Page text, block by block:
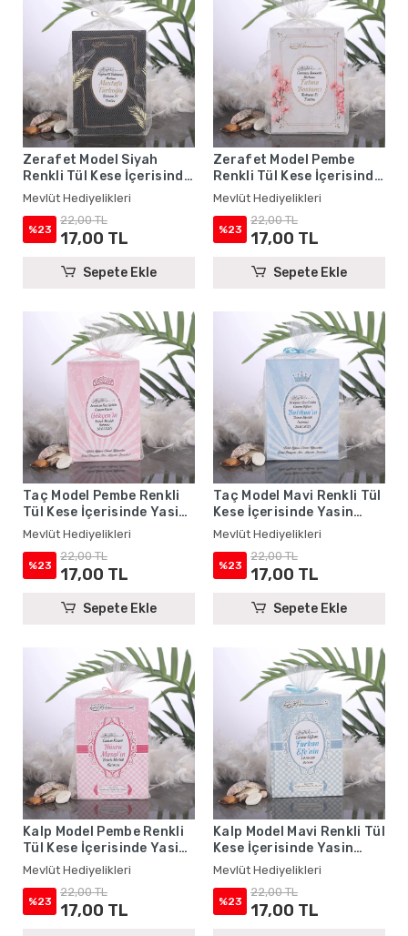
Zerafet Model Siyah
Renkli Tül Kese İçerisinde
Yasin Kitabı - Mevlüt
Hediyelikleri
Mevlüt Hediyelikleri
%23
22,00 TL
17,00 TL
Sepete Ekle
Zerafet Model Pembe
Renkli Tül Kese İçerisinde
Yasin Kitabı - Mevlüt
Hediyelikleri
Mevlüt Hediyelikleri
%23
22,00 TL
17,00 TL
Sepete Ekle
Taç Model Pembe Renkli
Tül Kese İçerisinde Yasin
Kitabı - Mevlüt
Hediyelikleri
Mevlüt Hediyelikleri
%23
22,00 TL
17,00 TL
Sepete Ekle
Taç Model Mavi Renkli Tül
Kese İçerisinde Yasin
Kitabı - Mevlüt
Hediyelikleri
Mevlüt Hediyelikleri
%23
22,00 TL
17,00 TL
Sepete Ekle
Kalp Model Pembe Renkli
Tül Kese İçerisinde Yasin
Kitabı - Mevlüt
Hediyelikleri
Mevlüt Hediyelikleri
%23
22,00 TL
17,00 TL
Kalp Model Mavi Renkli Tül
Kese İçerisinde Yasin
Kitabı - Mevlüt
Hediyelikleri
Mevlüt Hediyelikleri
%23
22,00 TL
17,00 TL